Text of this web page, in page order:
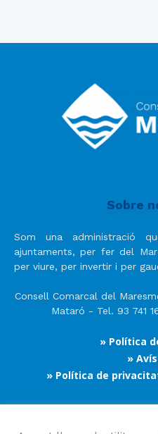
Sobre
Som una administració
ajuntaments, per fer del
per viure, per invertir i per
Consell Comarcal del
Mataró - Tel. 93 741
» Política
»
» Política de